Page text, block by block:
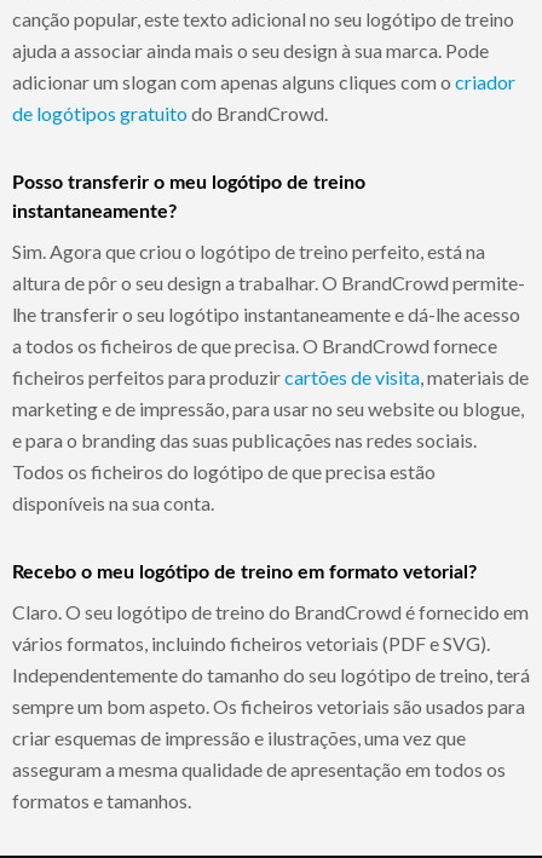
canção popular, este texto adicional no seu logótipo de treino
ajuda a associar ainda mais o seu design à sua marca. Pode
adicionar um slogan com apenas alguns cliques com o criador
de logótipos gratuitodo BrandCrowd.
Posso transferir o meu logótipo de treino
instantaneamente?
Sim. Agora que criou o logótipo de treino perfeito, está na
altura de pôr o seu design a trabalhar. O BrandCrowd permite-
lhe transferir o seu logótipo instantaneamente e dá-lhe acesso
a todos os ficheiros de que precisa. O BrandCrowd fornece
ficheiros perfeitos para produzircartões de visita , materiais de
marketing e de impressão, para usar no seu website ou blogue,
e para o branding das suas publicações nas redes sociais.
Todos os ficheiros do logótipo de que precisa estão
disponíveis na sua conta.
Recebo o meu logótipo de treino em formato vetorial?
Claro. O seu logótipo de treino do BrandCrowd é fornecido em
vários formatos, incluindo ficheiros vetoriais (PDF e SVG).
Independentemente do tamanho do seu logótipo de treino, terá
sempre um bom aspeto. Os ficheiros vetoriais são usados para
criar esquemas de impressão e ilustrações, uma vez que
asseguram a mesma qualidade de apresentação em todos os
formatos e tamanhos.